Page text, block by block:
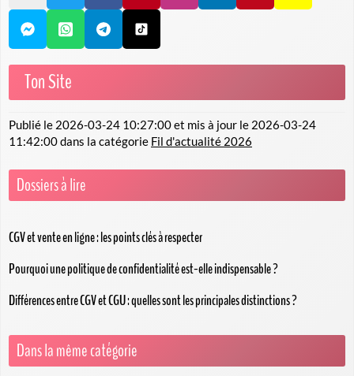
Ton Site
Publié le 2026-03-24 10:27:00et mis à jour le 2026-03-24
11:42:00dans la catégorie Fil d'actualité 2026
Dossiers à lire
CGV et vente en ligne : les points clés à respecter
Pourquoi une politique de confidentialité est-elle indispensable ?
Différences entre CGV et CGU : quelles sont les principales distinctions ?
Dans la même catégorie